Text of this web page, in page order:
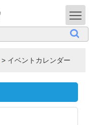
> イベントカレンダー